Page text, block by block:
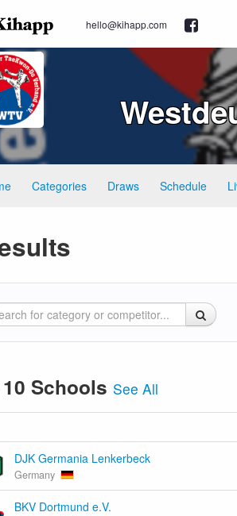
hello@kihapp.com
Categories Draws Schedule
Schools See All
DJK Germania Lenkerbeck
Germany
BKV Dortmund e.V.